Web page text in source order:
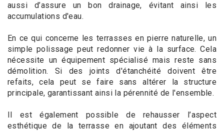
aussi d’assure un bon drainage, évitant ainsi les
accumulations d'eau.
En ce qui concerne les terrasses en pierre naturelle, un
simple polissage peut redonner vie à la surface. Cela
nécessite un équipement spécialisé mais reste sans
démolition. Si des joints d'étanchéité doivent être
refaits, cela peut se faire sans altérer la structure
principale, garantissant ainsi la pérennité de l'ensemble.
Il est également possible de rehausser l’aspect
esthétique de la terrasse en ajoutant des éléments